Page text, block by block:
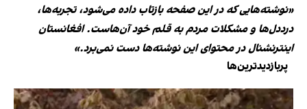
«نوشته‌هایی که در این صفحه بازتاب داده می‌شود، تجربه‌ها،
درددل‌ها و مشکلات مردم به قلم خود آن‌هاست. افغانستان
اینترنشنال در محتوای این نوشته‌ها دست نمی‌برد.»
پربازدیدترین‌ها